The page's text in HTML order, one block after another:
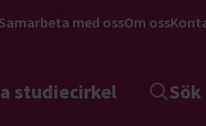
Samarbeta med ossOm oss
studiecirkel